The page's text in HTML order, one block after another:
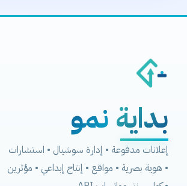
بداية نمو
إعلانات مدفوعة • إدارة سوشيال • استشارات
• هوية بصرية • مواقع • إنتاج إبداعي • مؤثرين